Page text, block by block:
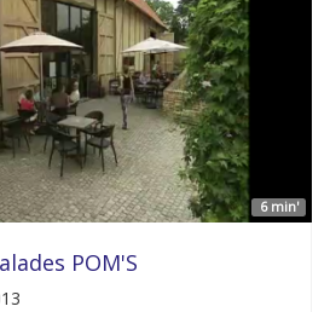
6 min'
POM'S